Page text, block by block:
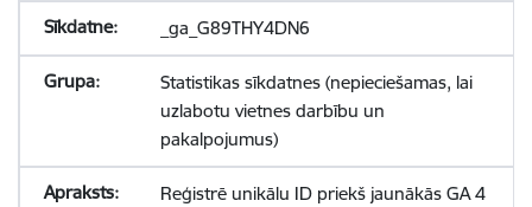
_ga_G89THY4DN6
Statistikas sīkdatnes (nepieciešamas, lai
uzlabotu vietnes darbību un
pakalpojumus)
Reģistrē unikālu ID priekš jaunākās GA 4